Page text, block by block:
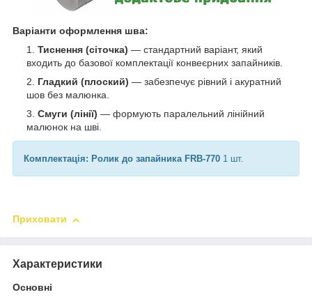
Варіанти оформлення шва:
Тиснення (сіточка) — стандартний варіант, який
входить до базової комплектації конвеєрних запайників.
Гладкий (плоский) — забезпечує рівний і акуратний
шов без малюнка.
Смуги (лінії) — формують паралельний лінійний
малюнок на шві.
Комплектація: Ролик до запайника FRB-770 1 шт.
Приховати
Характеристики
Основні